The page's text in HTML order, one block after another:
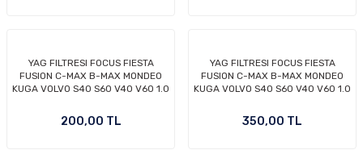
2015)
YAG FILTRESI FOCUS FIESTA
FUSION C-MAX B-MAX MONDEO
KUGA VOLVO S40 S60 V40 V60 1.0
ECOBOOST 95- BENZİNLİ
MODELLER İÇİN KISA TİP FİLTRE
200,00 TL
YAG FILTRESI FOCUS FIESTA
FUSION C-MAX B-MAX MONDEO
KUGA VOLVO S40 S60 V40 V60 1.0
ECOBOOST 95- BENZİNLİ
MODELLER İÇİN KISA TİP FİLTRE
350,00 TL